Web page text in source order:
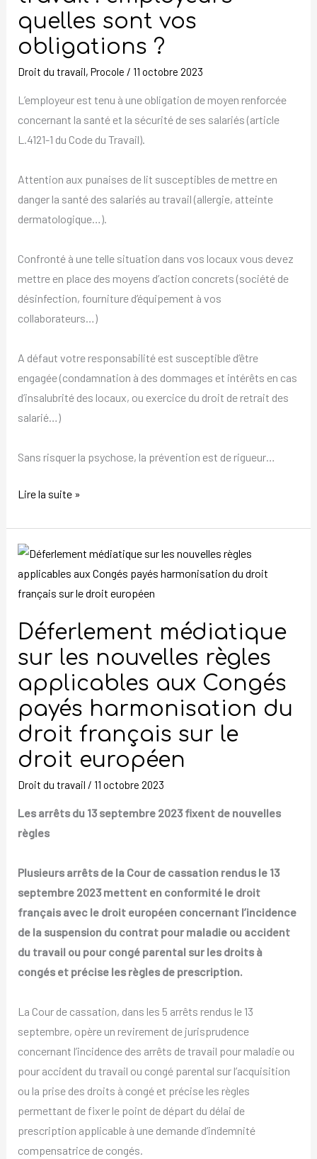
quelles sont vos
obligations ?
Droit du travail, Procole / 11 octobre 2023
L’employeur est tenu à une obligation de moyen renforcée
concernant la santé et la sécurité de ses salariés (article
L.4121-1 du Code du Travail).
Attention aux punaises de lit susceptibles de mettre en
danger la santé des salariés au travail (allergie, atteinte
dermatologique…).
Confronté à une telle situation dans vos locaux vous devez
mettre en place des moyens d’action concrets (société de
désinfection, fourniture d’équipement à vos
collaborateurs…)
A défaut votre responsabilité est susceptible d’être
engagée (condamnation à des dommages et intérêts en cas
d’insalubrité des locaux, ou exercice du droit de retrait des
salarié…)
Sans risquer la psychose, la prévention est de rigueur…
le
lieu
employeurs
quelles
sont
obligations ?
Lire la suite »
Déferlement médiatique
sur les nouvelles règles
applicables aux Congés
payés harmonisation du
droit français sur le
droit européen
Droit du travail / 11 octobre 2023
Les arrêts du 13 septembre 2023 fixent de nouvelles
règles
Plusieurs arrêts de la Cour de cassation rendus le 13
septembre 2023 mettent en conformité le droit
français avec le droit européen concernant l’incidence
de la suspension du contrat pour maladie ou accident
du travail ou pour congé parental sur les droits à
congés et précise les règles de prescription.
La Cour de cassation, dans les 5 arrêts rendus le 13
septembre, opère un revirement de jurisprudence
concernant l’incidence des arrêts de travail pour maladie ou
pour accident du travail ou congé parental sur l’acquisition
ou la prise des droits à congé et précise les règles
permettant de fixer le point de départ du délai de
prescription applicable à une demande d’indemnité
compensatrice de congés.
Déferlement
médiatique
sur
nouvelles
règles
applicables
aux
Congés
payés
harmonisation
du
droit
français
sur
droit
européen